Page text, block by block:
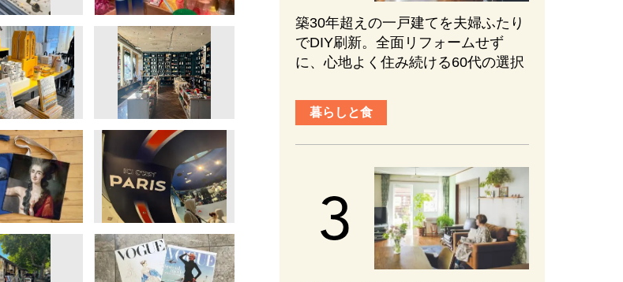
築30年超えの一戸建てを夫婦ふたり
でDIY刷新。全面リフォームせず
に、心地よく住み続ける60代の選択
暮らしと食